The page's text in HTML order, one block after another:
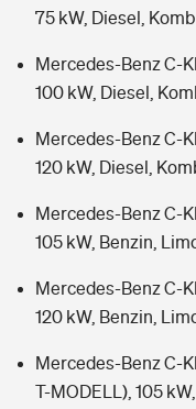
75 kW, Diesel,
Mercedes-Benz C-
100 kW, Diesel,
Mercedes-Benz C-
120 kW, Diesel,
Mercedes-Benz C-
105 kW, Benzin,
Mercedes-Benz C-
120 kW, Benzin,
Mercedes-Benz C-
T-MODELL), 105